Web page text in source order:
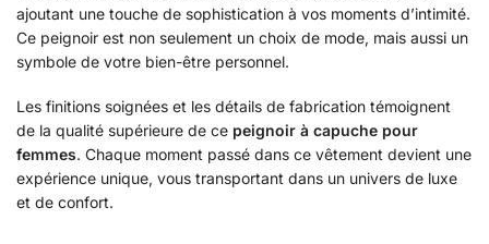
ajoutant une touche de sophistication à vos moments d’intimité.
Ce peignoir est non seulement un choix de mode, mais aussi un
symbole de votre bien-être personnel.
Les finitions soignées et les détails de fabrication témoignent
de la qualité supérieure de ce peignoir à capuche pour
femmes. Chaque moment passé dans ce vêtement devient une
expérience unique, vous transportant dans un univers de luxe
et de confort.